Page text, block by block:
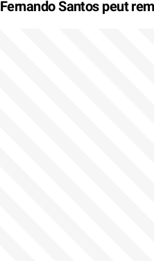
Fernando Santos peut